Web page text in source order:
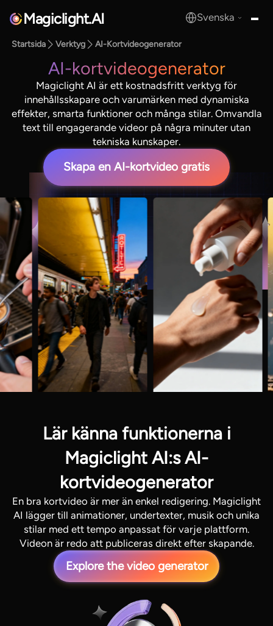
Magiclight.AI Svenska
Startsida Verktyg AI-Kortvideogenerator
AI-kortvideogenerator
Magiclight AI är ett kostnadsfritt verktyg för
innehållsskapare och varumärken med dynamiska
effekter, smarta funktioner och många stilar. Omvandla
text till engagerande videor på några minuter utan
tekniska kunskaper.
Skapa en AI-kortvideo gratis
Lär känna funktionerna i
Magiclight AI:s AI-
kortvideogenerator
En bra kortvideo är mer än enkel redigering. Magiclight
AI lägger till animationer, undertexter, musik och unika
stilar med ett tempo anpassat för varje plattform.
Videon är redo att publiceras direkt efter skapande.
Explore the video generator